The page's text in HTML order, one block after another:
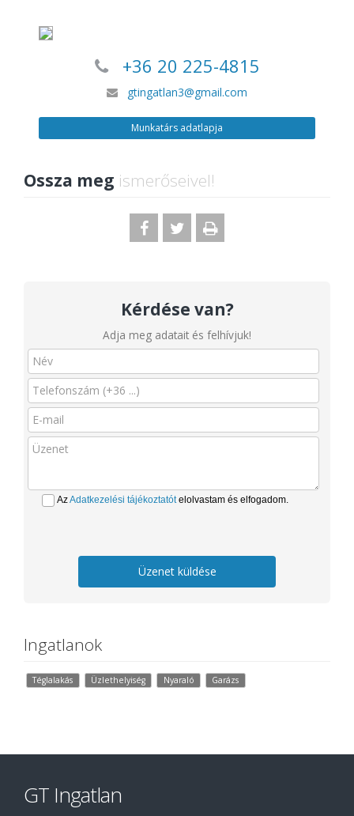
+36 20 225-4815
gtingatlan3@gmail.com
Munkatárs adatlapja
Ossza meg ismerőseivel!
Kérdése van?
Adja meg adatait és felhívjuk!
AzAdatkezelési tájékoztatótelolvastam és elfogadom.
Üzenet küldése
Ingatlanok
Téglalakás Üzlethelyiség Nyaraló Garázs
GT Ingatlan